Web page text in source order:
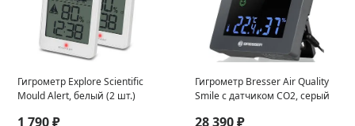
Гигрометр Explore Scientific
Mould Alert, белый (2 шт.)
1 790 ₽
Гигрометр Bresser Air Quality
Smile с датчиком CO2, серый
28 390 ₽